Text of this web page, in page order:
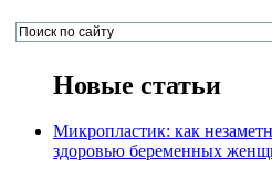
Новые статьи
Микропластик: как
здоровью беременных